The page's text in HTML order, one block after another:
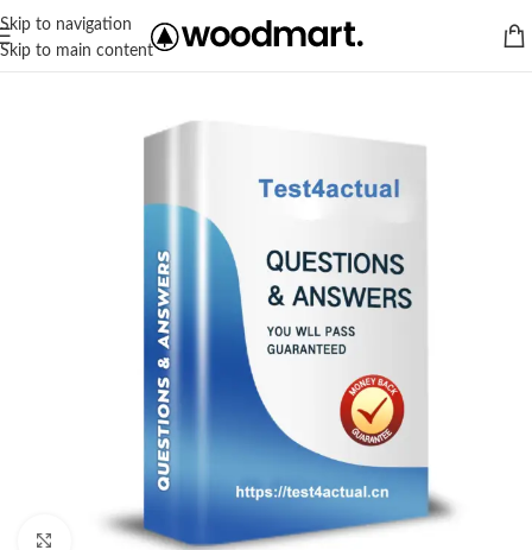
Skip to navigation
Skip to main content
Click to enlarge